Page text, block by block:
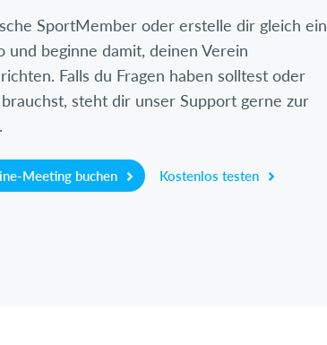
SportMember oder erstelle dir gleich ein
und beginne damit, deinen Verein
Falls du Fragen haben solltest oder
steht dir unser Support gerne zur
Meeting buchen Kostenlos testen